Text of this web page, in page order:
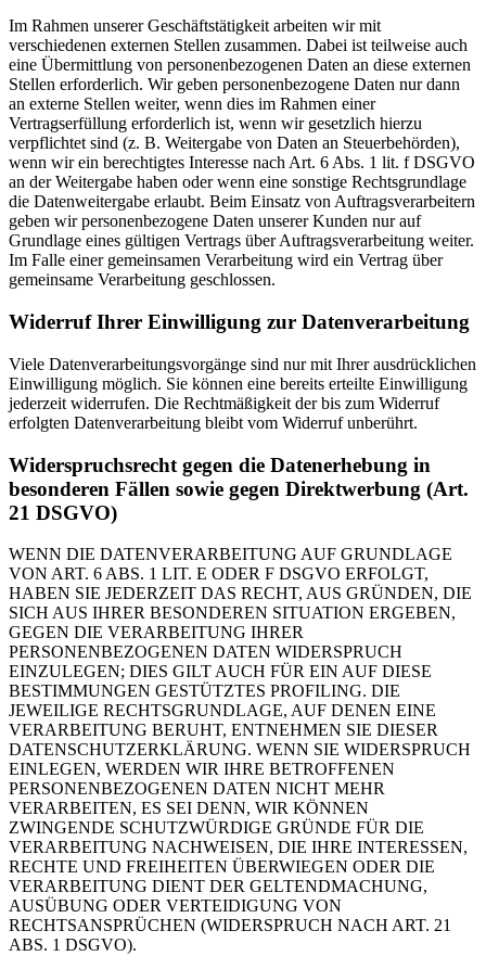
Im Rahmen unserer Geschäftstätigkeit arbeiten wir mit
verschiedenen externen Stellen zusammen. Dabei ist teilweise auch
eine Übermittlung von personenbezogenen Daten an diese externen
Stellen erforderlich. Wir geben personenbezogene Daten nur dann
an externe Stellen weiter, wenn dies im Rahmen einer
Vertragserfüllung erforderlich ist, wenn wir gesetzlich hierzu
verpflichtet sind (z. B. Weitergabe von Daten an Steuerbehörden),
wenn wir ein berechtigtes Interesse nach Art. 6 Abs. 1 lit. f DSGVO
an der Weitergabe haben oder wenn eine sonstige Rechtsgrundlage
die Datenweitergabe erlaubt. Beim Einsatz von Auftragsverarbeitern
geben wir personenbezogene Daten unserer Kunden nur auf
Grundlage eines gültigen Vertrags über Auftragsverarbeitung weiter.
Im Falle einer gemeinsamen Verarbeitung wird ein Vertrag über
gemeinsame Verarbeitung geschlossen.
Widerruf Ihrer Einwilligung zur Datenverarbeitung
Viele Datenverarbeitungsvorgänge sind nur mit Ihrer ausdrücklichen
Einwilligung möglich. Sie können eine bereits erteilte Einwilligung
jederzeit widerrufen. Die Rechtmäßigkeit der bis zum Widerruf
erfolgten Datenverarbeitung bleibt vom Widerruf unberührt.
Widerspruchsrecht gegen die Datenerhebung in
besonderen Fällen sowie gegen Direktwerbung (Art.
21 DSGVO)
WENN DIE DATENVERARBEITUNG AUF GRUNDLAGE
VON ART. 6 ABS. 1 LIT. E ODER F DSGVO ERFOLGT,
HABEN SIE JEDERZEIT DAS RECHT, AUS GRÜNDEN, DIE
SICH AUS IHRER BESONDEREN SITUATION ERGEBEN,
GEGEN DIE VERARBEITUNG IHRER
PERSONENBEZOGENEN DATEN WIDERSPRUCH
EINZULEGEN; DIES GILT AUCH FÜR EIN AUF DIESE
BESTIMMUNGEN GESTÜTZTES PROFILING. DIE
JEWEILIGE RECHTSGRUNDLAGE, AUF DENEN EINE
VERARBEITUNG BERUHT, ENTNEHMEN SIE DIESER
DATENSCHUTZERKLÄRUNG. WENN SIE WIDERSPRUCH
EINLEGEN, WERDEN WIR IHRE BETROFFENEN
PERSONENBEZOGENEN DATEN NICHT MEHR
VERARBEITEN, ES SEI DENN, WIR KÖNNEN
ZWINGENDE SCHUTZWÜRDIGE GRÜNDE FÜR DIE
VERARBEITUNG NACHWEISEN, DIE IHRE INTERESSEN,
RECHTE UND FREIHEITEN ÜBERWIEGEN ODER DIE
VERARBEITUNG DIENT DER GELTENDMACHUNG,
AUSÜBUNG ODER VERTEIDIGUNG VON
RECHTSANSPRÜCHEN (WIDERSPRUCH NACH ART. 21
ABS. 1 DSGVO).